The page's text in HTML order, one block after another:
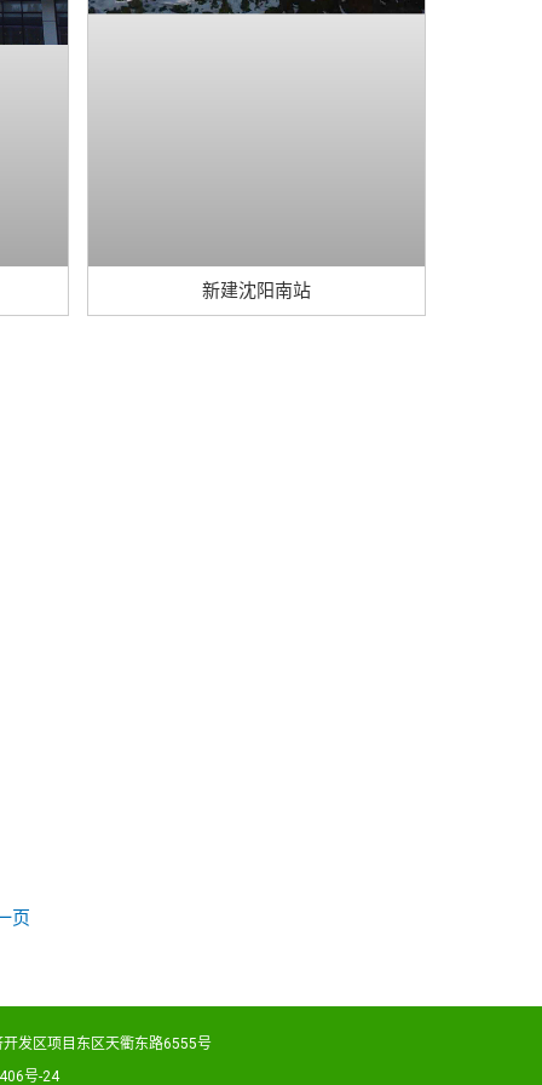
新建沈阳南站
页
发区项目东区天衢东路6555号
号-24